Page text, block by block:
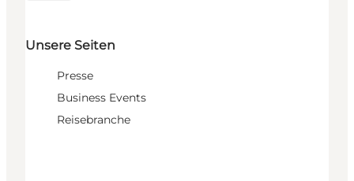
Unsere Seiten
Presse
Business Events
Reisebranche